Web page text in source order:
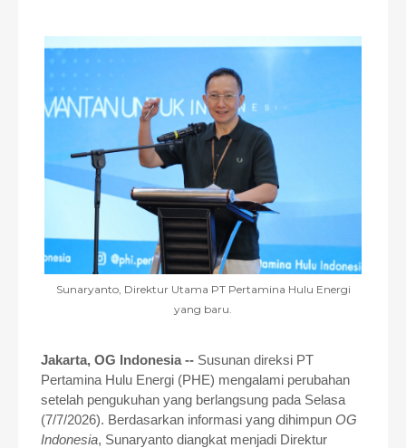
Sunaryanto, Direktur Utama PT Pertamina Hulu Energi
yang baru.
Jakarta, OG Indonesia -- Susunan direksi PT
Pertamina Hulu Energi (PHE) mengalami perubahan
setelah pengukuhan yang berlangsung pada Selasa
(7/7/2026). Berdasarkan informasi yang dihimpun OG
Indonesia, Sunaryanto diangkat menjadi Direktur